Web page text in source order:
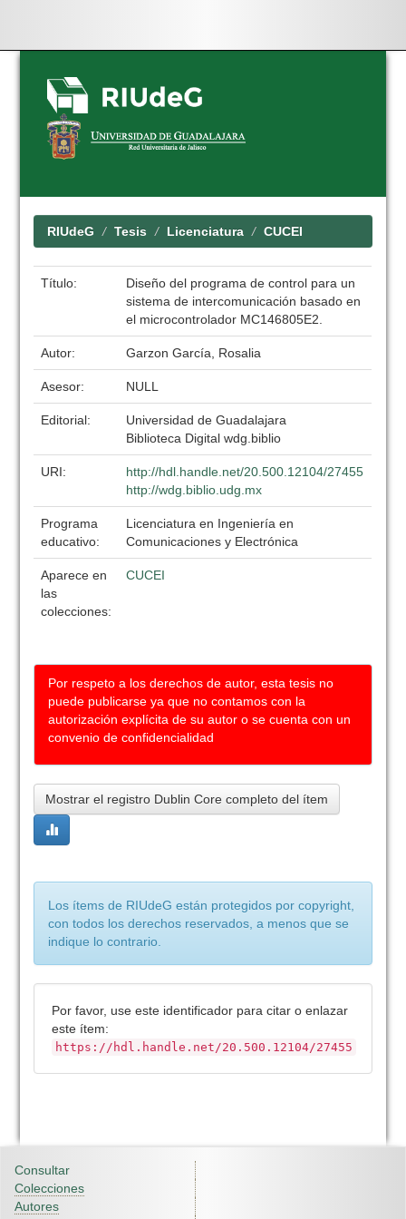
Skip
navigation
RIUdeG Tesis Licenciatura CUCEI
Título:
Diseño del programa de control para un
sistema de intercomunicación basado en
el microcontrolador MC146805E2.
Autor: Garzon García, Rosalia
Asesor: NULL
Editorial:
Universidad de Guadalajara
Biblioteca Digital wdg.biblio
URI:
http://hdl.handle.net/20.500.12104/27455
http://wdg.biblio.udg.mx
Programa
educativo:
Licenciatura en Ingeniería en
Comunicaciones y Electrónica
Aparece en
las
colecciones:
CUCEI
Por respeto a los derechos de autor, esta tesis no
puede publicarse ya que no contamos con la
autorización explícita de su autor o se cuenta con un
convenio de confidencialidad
Mostrar el registro Dublin Core completo del ítem
Los ítems de RIUdeG están protegidos por copyright,
con todos los derechos reservados, a menos que se
indique lo contrario.
Por favor, use este identificador para citar o enlazar
este ítem:
https://hdl.handle.net/20.500.12104/27455
Consultar
Colecciones
Autores